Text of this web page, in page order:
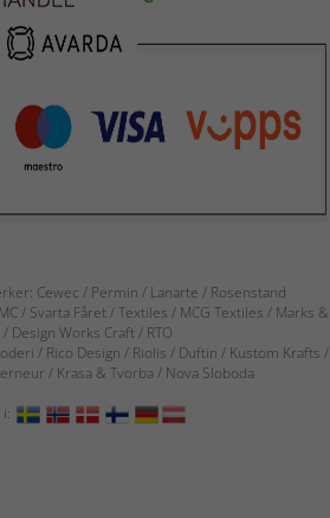
Cewec / Permin / Lanarte / Rosenstand
/ Svarta Fåret / Textiles / MCG Textiles / Marks &
Design Works Craft / RTO
/ Rico Design / Riolis / Duftin / Kustom Krafts /
/ Krasa & Tvorba / Nova Sloboda